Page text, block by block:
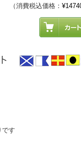
（消費税込価格：
です